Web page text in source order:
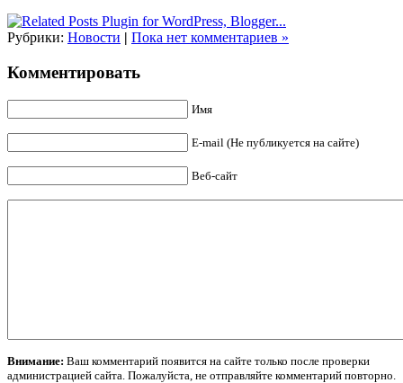
Рубрики: Новости | Пока нет комментариев »
Комментировать
Имя
E-mail (Не публикуется на сайте)
Веб-сайт
Внимание: Ваш комментарий появится на сайте только после проверки
администрацией сайта. Пожалуйста, не отправляйте комментарий повторно.